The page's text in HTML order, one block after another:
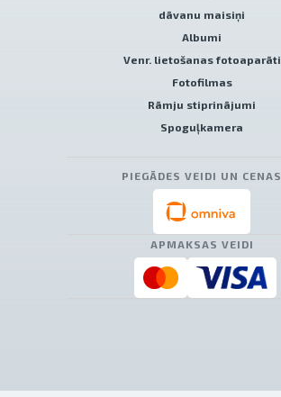
dāvanu maisiņi
Albumi
Venr. lietošanas fotoaparāti
Fotofilmas
Rāmju stiprinājumi
Spoguļkamera
PIEGĀDES VEIDI UN CENAS
APMAKSAS VEIDI